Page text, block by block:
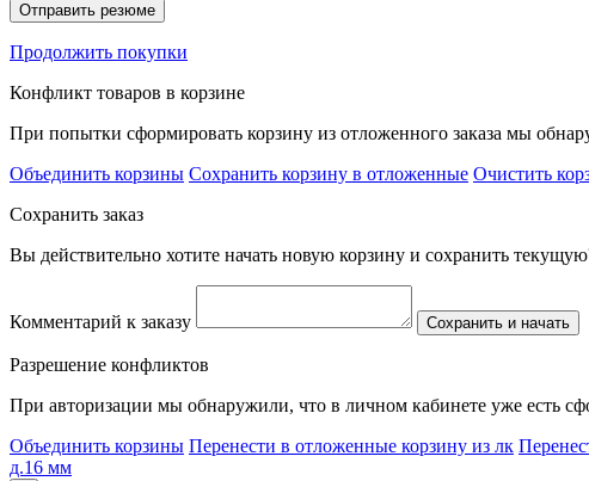
Отправить резюме
Продолжить покупки
Конфликт товаров в корзине
При попытки сформировать корзину из отложенного заказа мы
Объединить корзины Сохранить корзину в отложенные Очистить
Сохранить заказ
Вы действительно хотите начать новую корзину и сохранить
Комментарий к заказу Сохранить и начать
Разрешение конфликтов
При авторизации мы обнаружили, что в личном кабинете уже есть
Объединить корзины Перенести в отложенные корзину из лк
д.16 мм